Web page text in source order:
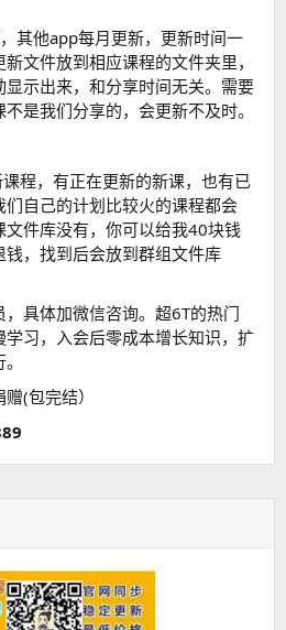
其他app每月更新，更新时间一
文件放到相应课程的文件夹里，
示出来，和分享时间无关。需要
是我们分享的，会更新不及时。
程，有正在更新的新课，也有已
自己的计划比较火的课程都会
件库没有，你可以给我40块钱
，找到后会放到群组文件库
具体加微信咨询。超6T的热门
习，入会后零成本增长知识，扩
(包完结）